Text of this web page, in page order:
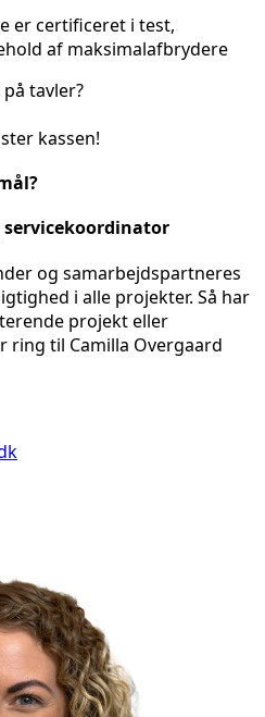
er certificeret i test,
af maksimalafbrydere
tavler?
kassen!
og samarbejdspartneres
i alle projekter. Så har
projekt eller
ring til Camilla Overgaard